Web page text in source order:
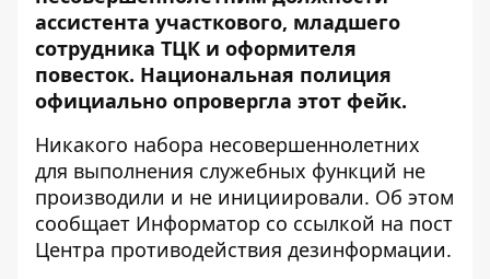
ассистента участкового, младшего
сотрудника ТЦК и оформителя
повесток. Национальная полиция
официально опровергла этот фейк.
Никакого набора несовершеннолетних
для выполнения служебных функций не
производили и не инициировали. Об этом
сообщает Информатор со ссылкой на пост
Центра противодействия дезинформации.